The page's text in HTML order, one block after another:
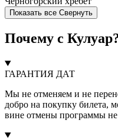
Показать все Свернуть
Почему с
ГАРАНТИЯ ДАТ
Мы не отменяем и не
добро на покупку билета,
вине отмены программы не